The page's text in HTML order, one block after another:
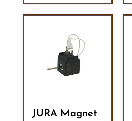
JURA Magnet